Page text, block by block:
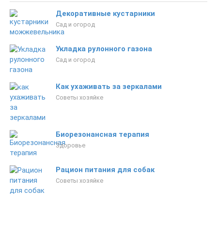
Декоративные кустарники
Сад и огород
Укладка рулонного газона
Сад и огород
Как ухаживать за зеркалами
Советы хозяйке
Биорезонансная терапия
Здоровье
Рацион питания для собак
Советы хозяйке